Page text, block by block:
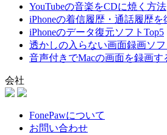
YouTubeの音楽をCDに焼く方法
iPhoneの着信履歴・通話履歴
iPhoneのデータ復元ソフトTop5
透かしの入らない画面録画ソフ
音声付きでMacの画面を録画す
会社
FonePawについて
お問い合わせ